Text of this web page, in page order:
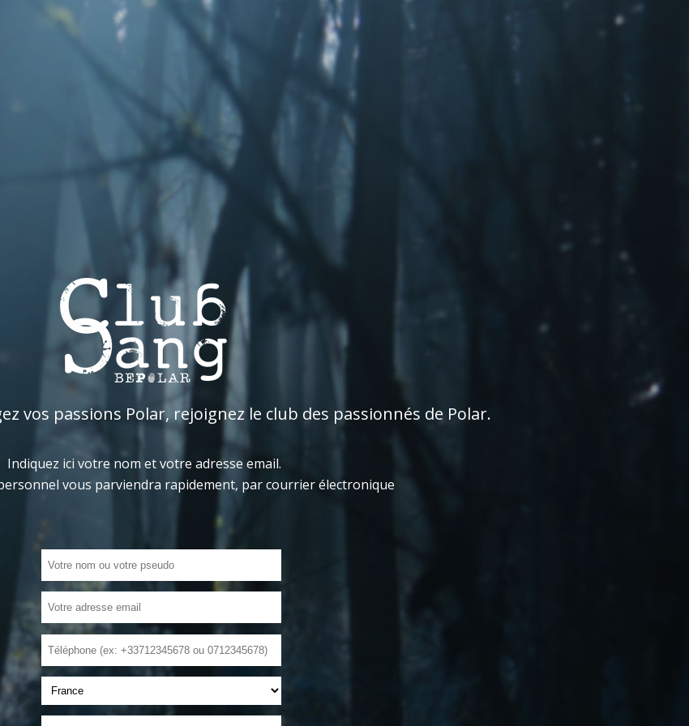
vos passions Polar, rejoignez le club des passionnés de Polar.
Indiquez ici votre nom et votre adresse email.
vous parviendra rapidement, par courrier électronique